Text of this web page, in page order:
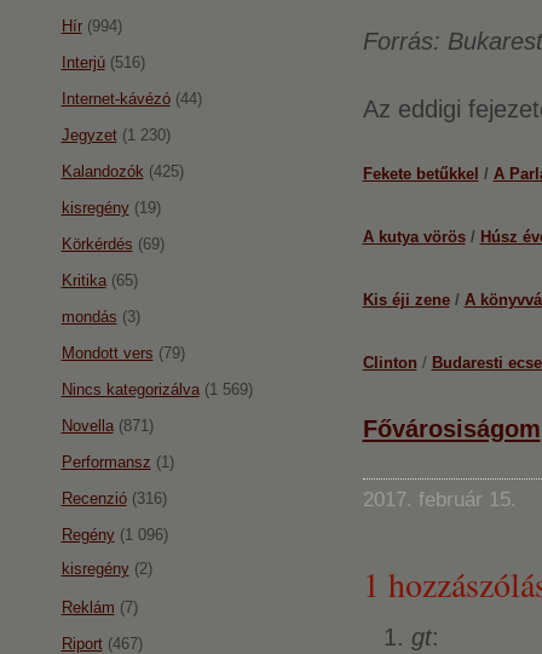
Forrás:
Az eddigi
Fekete betűkkel / A
A kutya vörös/ Húsz
Kis éji zene/ A
Clinton / Budaresti
Fővárosiságom
2017. február 15.
1
gt:
Hír(994)
Interjú(516)
Internet-kávézó(44)
Jegyzet(1 230)
Kalandozók (425)
kisregény(19)
Körkérdés (69)
Kritika(65)
mondás (3)
Mondott vers (79)
Nincs kategorizálva(1 569)
Novella(871)
Performansz (1)
Recenzió(316)
Regény(1 096)
kisregény(2)
Reklám (7)
Riport(467)